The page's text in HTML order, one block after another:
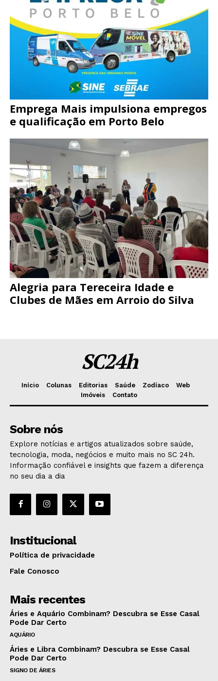
Emprega Mais impulsiona empregos
e qualificação em Porto Belo
Alegria para Tereceira Idade e
Clubes de Mães em Arroio do Silva
SC24h
Início Colunas Editorias Saúde Zodíaco
Web
Imóveis
Contato
Sobre nós
Explore notícias e artigos atualizados sobre saúde,
tecnologia, moda, negócios e muito mais no SC 24h.
Informação confiável e insights que fazem a diferença
no seu dia a dia
Institucional
Política de privacidade
Fale Conosco
Mais recentes
Áries e Aquário Combinam? Descubra se Esse Casal
Pode Dar Certo
AQUÁRIO
Áries e Libra Combinam? Descubra se Esse Casal
Pode Dar Certo
SIGNO DE ÁRIES